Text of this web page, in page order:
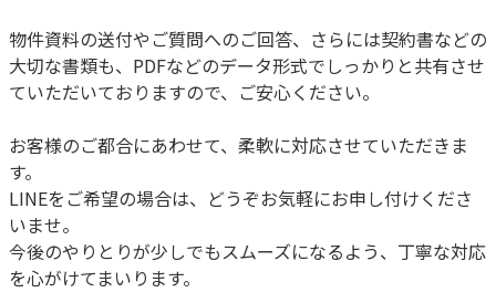
物件資料の送付やご質問へのご回答、さらには契約書などの
大切な書類も、PDFなどのデータ形式でしっかりと共有させ
ていただいておりますので、ご安心ください。
お客様のご都合にあわせて、柔軟に対応させていただきま
す。
LINEをご希望の場合は、どうぞお気軽にお申し付けくださ
いませ。
今後のやりとりが少しでもスムーズになるよう、丁寧な対応
を心がけてまいります。